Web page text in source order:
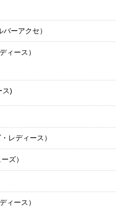
ーアクセ）
ィース）
ス)
レディース）
ズ）
ィース）